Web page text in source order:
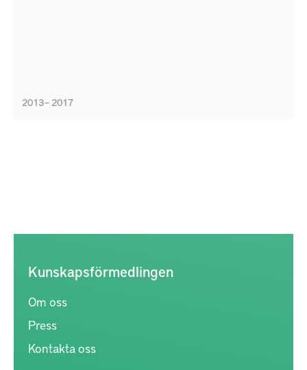
2013 – 2017
Kunskapsförmedlingen
Om oss
Press
Kontakta oss